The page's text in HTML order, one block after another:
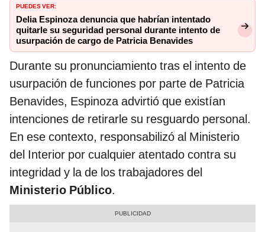
PUEDES VER:
Delia Espinoza denuncia que habrían intentado
quitarle su seguridad personal durante intento de
usurpación de cargo de Patricia Benavides
Durante su pronunciamiento tras el intento de
usurpación de funciones por parte de Patricia
Benavides, Espinoza advirtió que existían
intenciones de retirarle su resguardo personal.
En ese contexto, responsabilizó al Ministerio
del Interior por cualquier atentado contra su
integridad y la de los trabajadores del
Ministerio Público.